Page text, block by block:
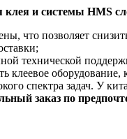
клея и системы HMS
что позволяет
технической
клеевое
спектра задач. У
заказ по